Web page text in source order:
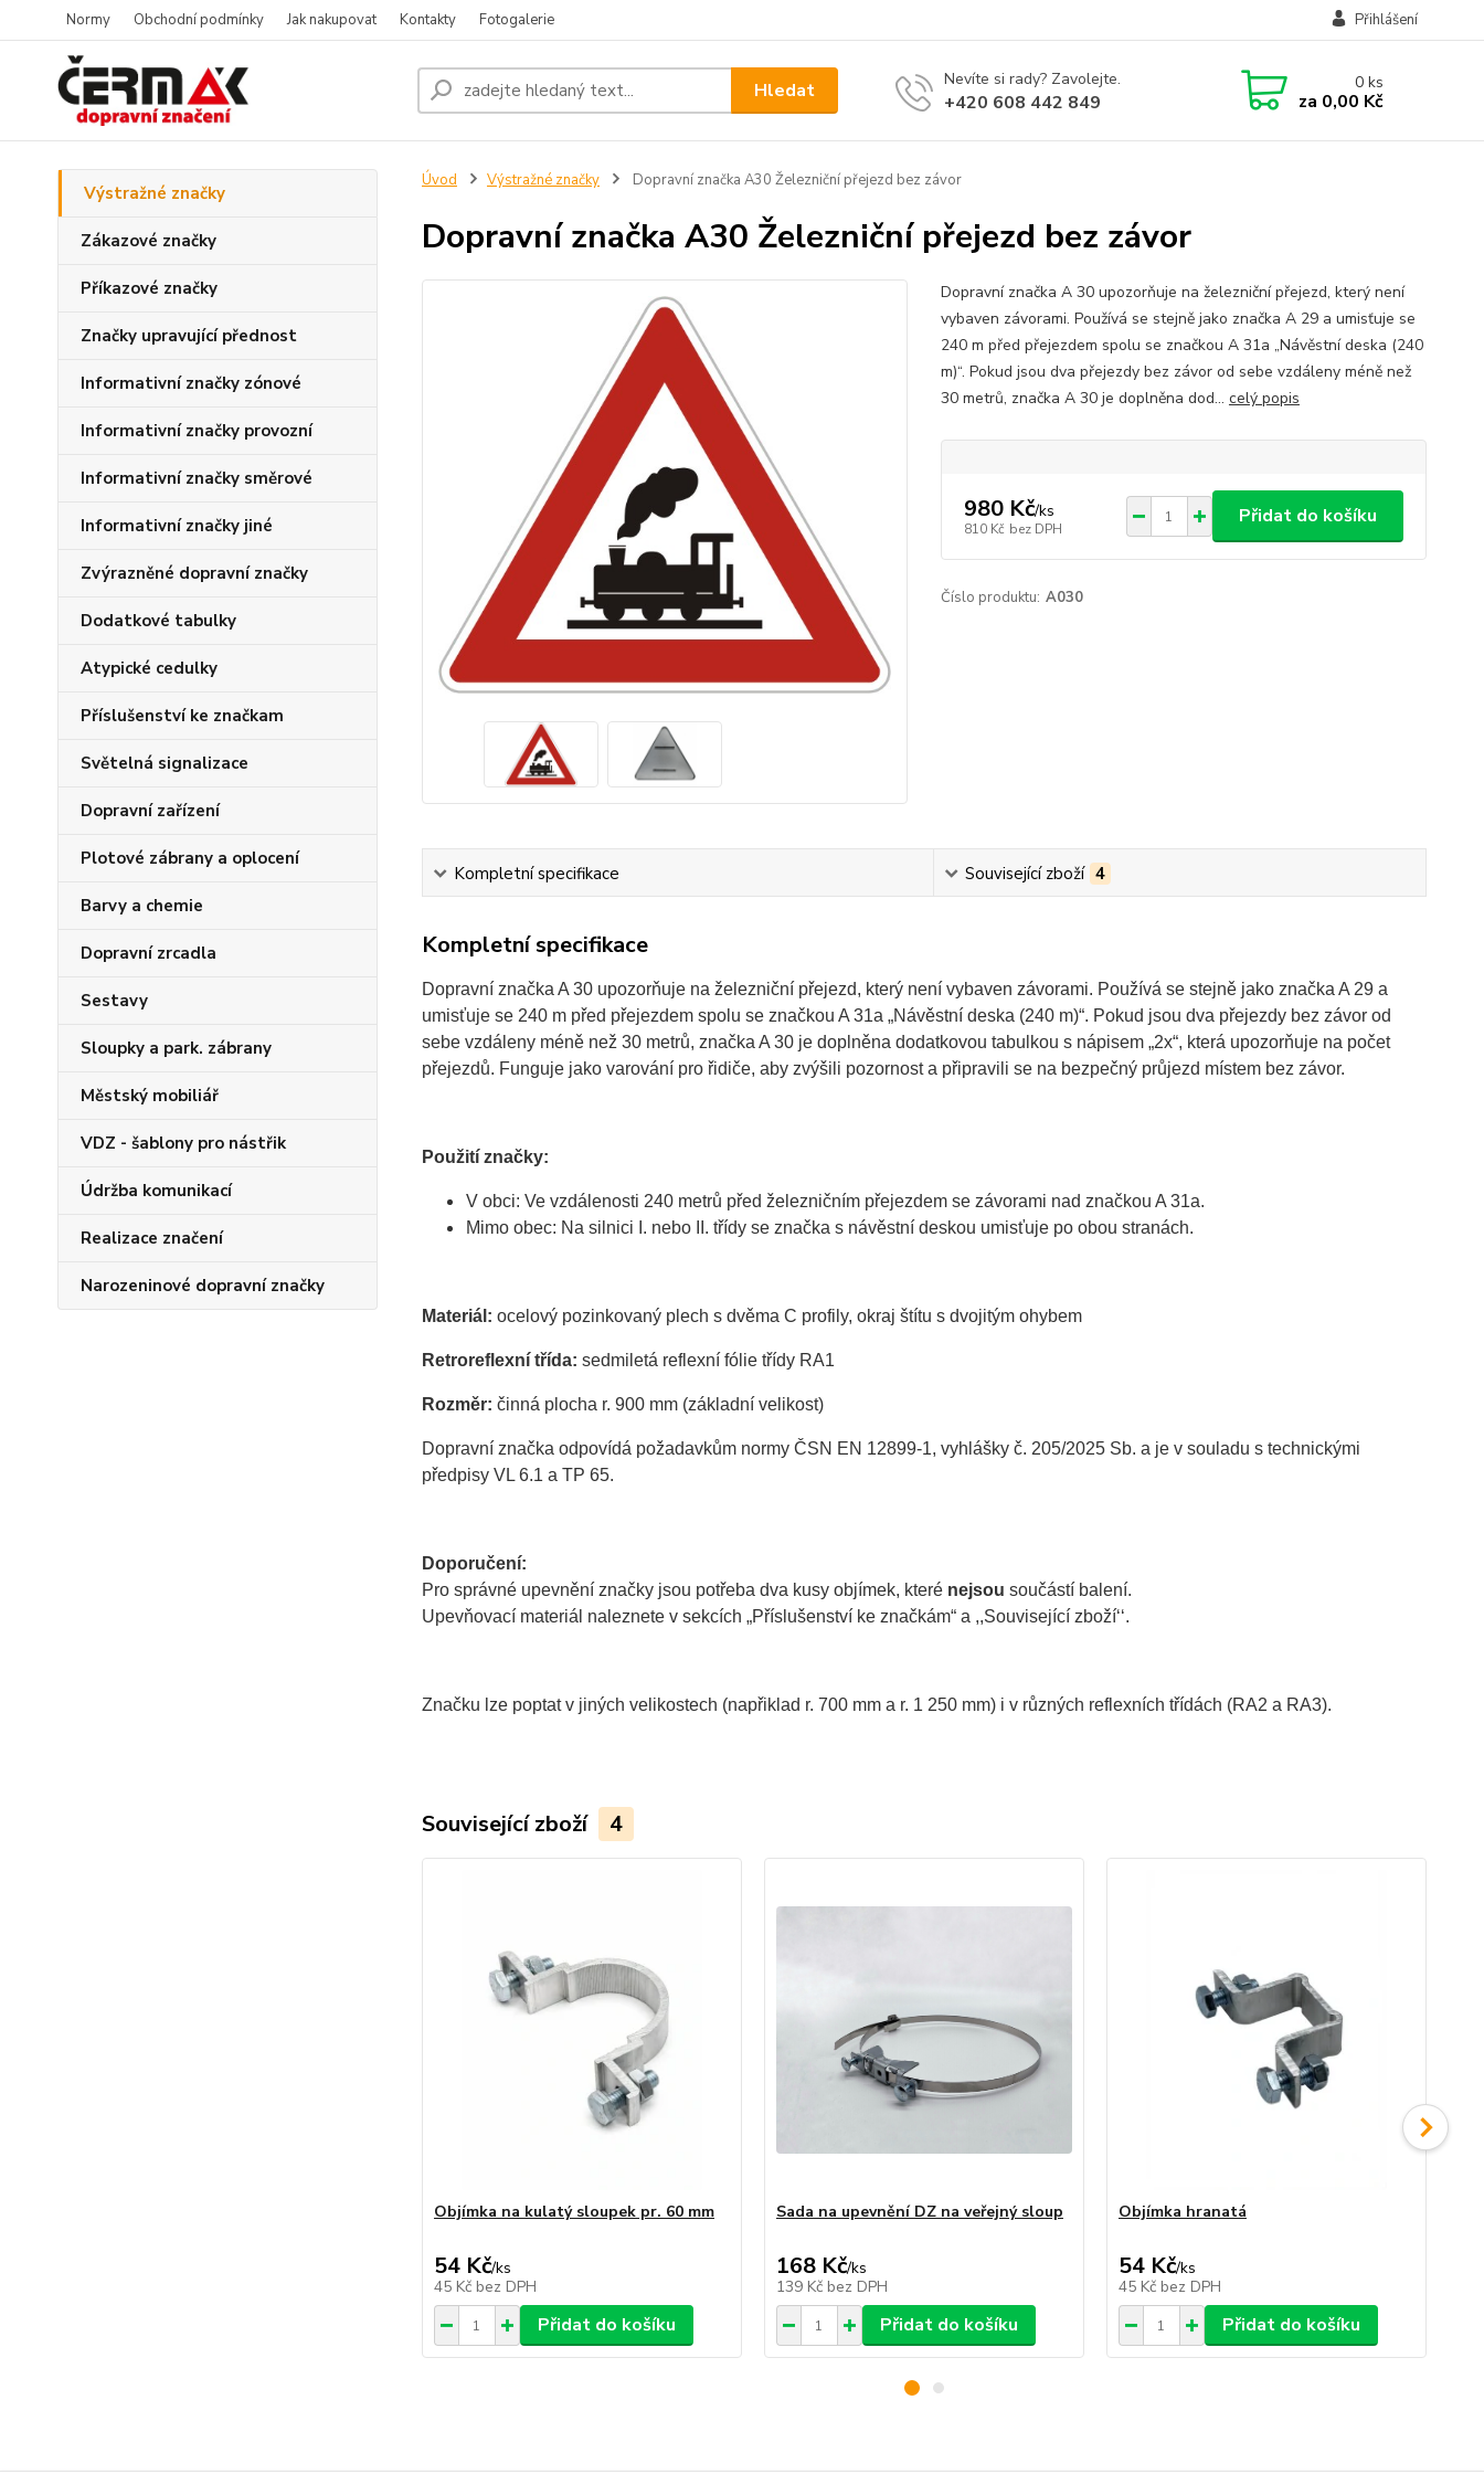
Normy Obchodní podmínky Jak nakupovat Kontakty Fotogalerie Přihlášení
Hledat Nevíte si rady? Zavolejte.
+420 608 442 849
0ks
za 0,00 Kč
Výstražné značky
Zákazové značky
Příkazové značky
Značky upravující přednost
Informativní značky zónové
Informativní značky provozní
Informativní značky směrové
Informativní značky jiné
Zvýrazněné dopravní značky
Dodatkové tabulky
Atypické cedulky
Příslušenství ke značkam
Světelná signalizace
Dopravní zařízení
Plotové zábrany a oplocení
Barvy a chemie
Dopravní zrcadla
Sestavy
Sloupky a park. zábrany
Městský mobiliář
VDZ - šablony pro nástřik
Údržba komunikací
Realizace značení
Narozeninové dopravní značky
Úvod Výstražné značky Dopravní značka A30 Železniční přejezd bez závor
Dopravní značka A30 Železniční přejezd bez závor
Dopravní značka A 30 upozorňuje na železniční přejezd, který není
vybaven závorami. Používá se stejně jako značka A 29 a umisťuje se
240 m před přejezdem spolu se značkou A 31a „Návěstní deska (240
m)“. Pokud jsou dva přejezdy bez závor od sebe vzdáleny méně než
30 metrů, značka A 30 je doplněna dod... celý popis
980 Kč/ks
810 Kč bez DPH
Přidat do košíku
Číslo produktu: A030
Kompletní specifikace Související zboží 4
Kompletní specifikace
Dopravní značka A 30 upozorňuje na železniční přejezd, který není vybaven závorami. Používá se stejně jako značka A 29 a
umisťuje se 240 m před přejezdem spolu se značkou A 31a „Návěstní deska (240 m)“. Pokud jsou dva přejezdy bez závor od
sebe vzdáleny méně než 30 metrů, značka A 30 je doplněna dodatkovou tabulkou s nápisem „2x“, která upozorňuje na počet
přejezdů. Funguje jako varování pro řidiče, aby zvýšili pozornost a připravili se na bezpečný průjezd místem bez závor.​
Použití značky:
V obci: Ve vzdálenosti 240 metrů před železničním přejezdem se závorami nad značkou A 31a.
Mimo obec: Na silnici I. nebo II. třídy se značka s návěstní deskou umisťuje po obou stranách.
Materiál: ocelový pozinkovaný plech s dvěma C profily, okraj štítu s dvojitým ohybem
Retroreflexní třída: sedmiletá reflexní fólie třídy RA1
Rozměr: činná plocha r. 900 mm (základní velikost)
Dopravní značka odpovídá požadavkům normy ČSN EN 12899-1, vyhlášky č. 205/2025 Sb. a je v souladu s technickými
předpisy VL 6.1 a TP 65.
Doporučení:
Pro správné upevnění značky jsou potřeba dva kusy objímek, které nejsou součástí balení.
Upevňovací materiál naleznete v sekcích „Příslušenství ke značkám“ a ,,Související zboží‘‘.
Značku lze poptat v jiných velikostech (napřiklad r. 700 mm a r. 1 250 mm) i v různých reflexních třídách (RA2 a RA3).
Související zboží 4
Objímka na kulatý sloupek pr. 60 mm
54 Kč/ks
45 Kč bez DPH
Přidat do košíku
Sada na upevnění DZ na veřejný sloup
168 Kč/ks
139 Kč bez DPH
Přidat do košíku
Objímka hranatá
54 Kč/ks
45 Kč bez DPH
Přidat do košíku